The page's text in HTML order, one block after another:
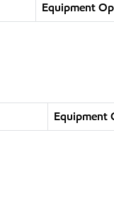
Equipment
Equipment